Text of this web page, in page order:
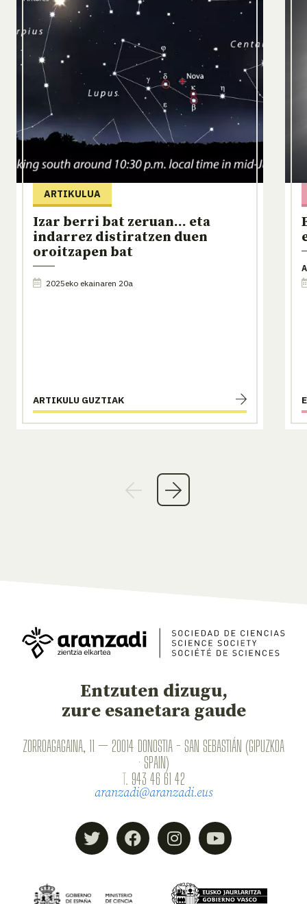
ARTIKULUA
Izar berri bat zeruan... eta
indarrez distiratzen duen
oroitzapen bat
2025eko ekainaren 20a
ARTIKULU GUZTIAK
Entzuten dizugu,
zure esanetara gaude
ZORROAGAGAINA, 11 — 20014 DONOSTIA - SAN SEBASTIÁN (GIPUZKOA
· SPAIN)
T. 943 46 61 42
aranzadi@aranzadi.eus